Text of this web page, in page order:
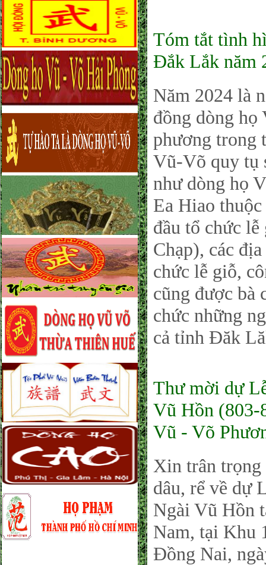
Tóm tắt tình
Đắk Lắk năm
Năm 2024 là
đồng dòng
phương trong
Vũ-Võ quy tụ
như dòng họ
Ea Hiao
đầu tổ chức
Chạp), các
chức lễ giỗ,
cũng được bà
chức những
cả tỉnh Đăk
Thư mời dự
Vũ Hồn (803-
Vũ - Võ
Xin trân trọng
dâu, rể về dự
Ngài Vũ Hồn
Nam, tại Khu
Đồng Nai,